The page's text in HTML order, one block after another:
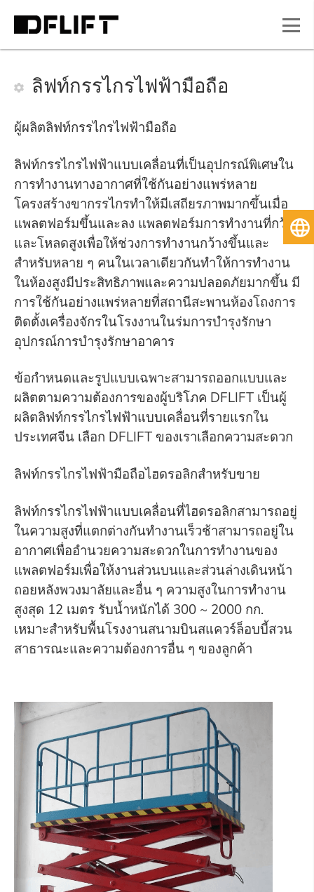
ลิฟท์กรรไกรไฟฟ้ามือถือ
ผู้ผลิตลิฟท์กรรไกรไฟฟ้ามือถือ
ลิฟท์กรรไกรไฟฟ้าแบบเคลื่อนที่เป็นอุปกรณ์พิเศษใน
การทำงานทางอากาศที่ใช้กันอย่างแพร่หลาย
โครงสร้างขากรรไกรทำให้มีเสถียรภาพมากขึ้นเมื่อ
แพลตฟอร์มขึ้นและลง แพลตฟอร์มการทำงานที่กว้าง
และโหลดสูงเพื่อให้ช่วงการทำงานกว้างขึ้นและ
สำหรับหลาย ๆ คนในเวลาเดียวกันทำให้การทำงาน
ในห้องสูงมีประสิทธิภาพและความปลอดภัยมากขึ้น มี
การใช้กันอย่างแพร่หลายที่สถานีสะพานห้องโถงการ
ติดตั้งเครื่องจักรในโรงงานในร่มการบำรุงรักษา
อุปกรณ์การบำรุงรักษาอาคาร
ข้อกำหนดและรูปแบบเฉพาะสามารถออกแบบและ
ผลิตตามความต้องการของผู้บริโภค DFLIFT เป็นผู้
ผลิตลิฟท์กรรไกรไฟฟ้าแบบเคลื่อนที่รายแรกใน
ประเทศจีน เลือก DFLIFT ของเราเลือกความสะดวก
ลิฟท์กรรไกรไฟฟ้ามือถือไฮดรอลิกสำหรับขาย
ลิฟท์กรรไกรไฟฟ้าแบบเคลื่อนที่ไฮดรอลิกสามารถอยู่
ในความสูงที่แตกต่างกันทำงานเร็วช้าสามารถอยู่ใน
อากาศเพื่ออำนวยความสะดวกในการทำงานของ
แพลตฟอร์มเพื่อให้งานส่วนบนและส่วนล่างเดินหน้า
ถอยหลังพวงมาลัยและอื่น ๆ ความสูงในการทำงาน
สูงสุด 12 เมตร รับน้ำหนักได้ 300 ~ 2000 กก.
เหมาะสำหรับพื้นโรงงานสนามบินสแควร์ล็อบบี้สวน
สาธารณะและความต้องการอื่น ๆ ของลูกค้า
ไ